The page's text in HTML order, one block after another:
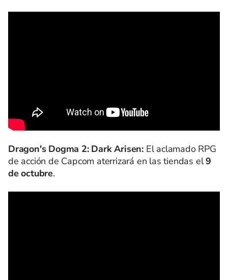
Dragon's Dogma 2: Dark Arisen: El aclamado RPG
de acción de Capcom aterrizará en las tiendas el9
de octubre.